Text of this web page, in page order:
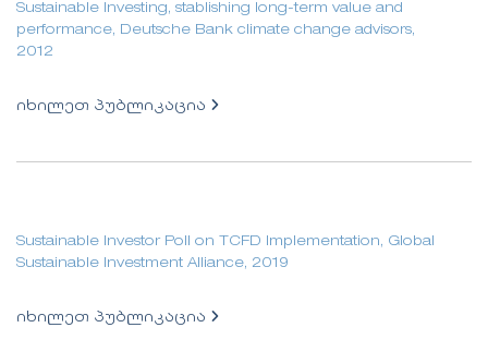
Sustainable Investing, stablishing long-term value and
performance, Deutsche Bank climate change advisors,
2012
იხილეთ პუბლიკაცია
Sustainable Investor Poll on TCFD Implementation, Global
Sustainable Investment Alliance, 2019
იხილეთ პუბლიკაცია